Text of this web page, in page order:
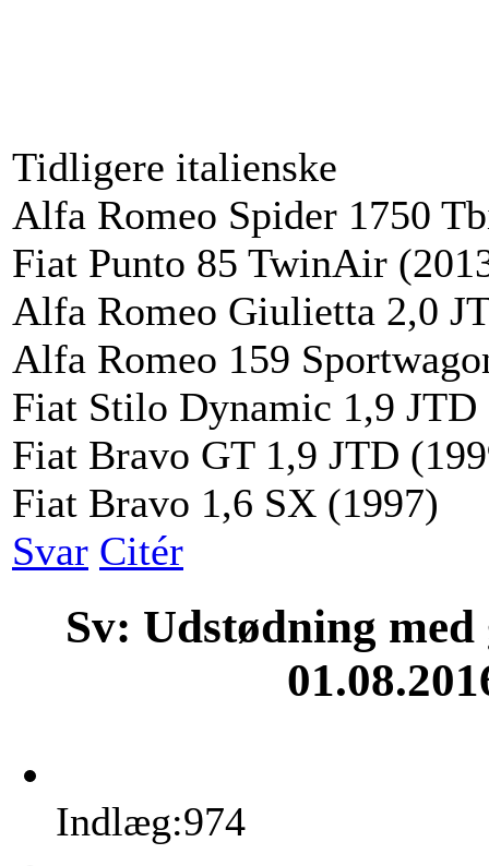
Tidligere italienske
Alfa Romeo Spider 1750
Fiat Punto 85 TwinAir
Alfa Romeo Giulietta 2,0
Alfa Romeo 159
Fiat Stilo Dynamic 1,9 JTD
Fiat Bravo GT 1,9 JTD
Fiat Bravo 1,6 SX (1997)
Svar Citér
Sv: Udstødning
Indlæg:974